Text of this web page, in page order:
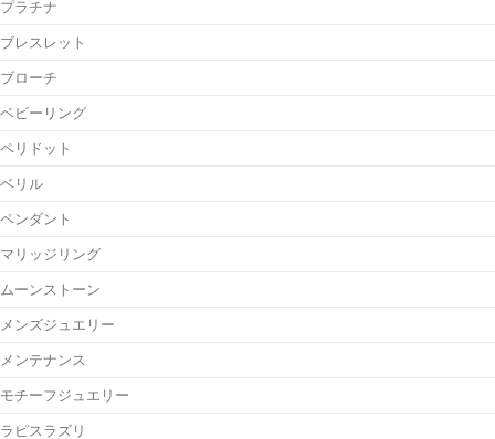
プラチナ
ブレスレット
ブローチ
ベビーリング
ペリドット
ベリル
ペンダント
マリッジリング
ムーンストーン
メンズジュエリー
メンテナンス
モチーフジュエリー
ラピスラズリ